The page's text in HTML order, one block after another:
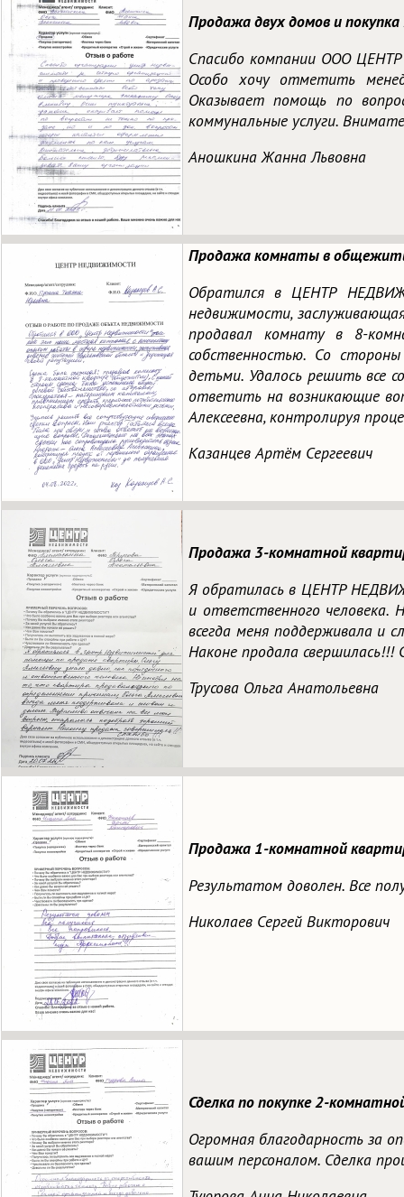
Продажа двух домов и
Спасибо компании ООО
Особо хочу отметить
Оказывает помощь по
коммунальные услуги.
Аношкина Жанна Львовна
Продажа комнаты в
Обратился в ЦЕНТР
недвижимости,
продавал комнату в 8-
собственностью. Со
детьми. Удалось решить все
ответить на возникающие
Алексеевна, контролируя
Казанцев Артём Сергеевич
Продажа 3-комнатной
Я обратилась в ЦЕНТР
и ответственного человека.
всегда меня поддерживала и
Наконе продала свершилась!!!
Трусова Ольга Анатольевна
Продажа 1-комнатной
Результатом доволен. Все
Николаев Сергей Викторович
Сделка по покупке 2-
Огромная благодарность за
вашим персоналом. Сделка